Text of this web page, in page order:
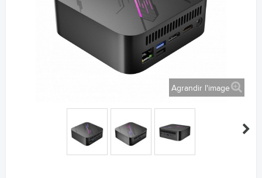
Agrandir l'image